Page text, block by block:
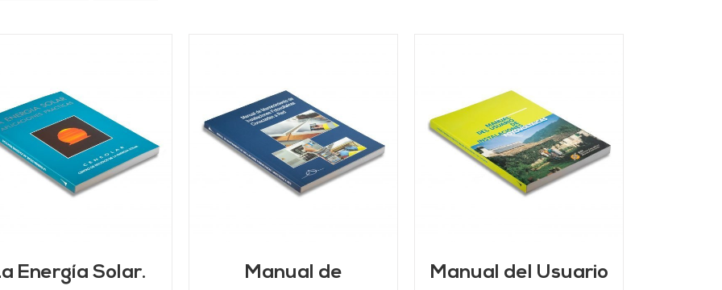
Energía Solar.
AÑADIR AL CARRITO
/
DETALLES
Manual de
AÑADIR AL CARRITO
/
DETALLES
Manual del Usuario